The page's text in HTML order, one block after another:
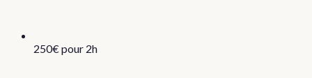
250€ pour 2h